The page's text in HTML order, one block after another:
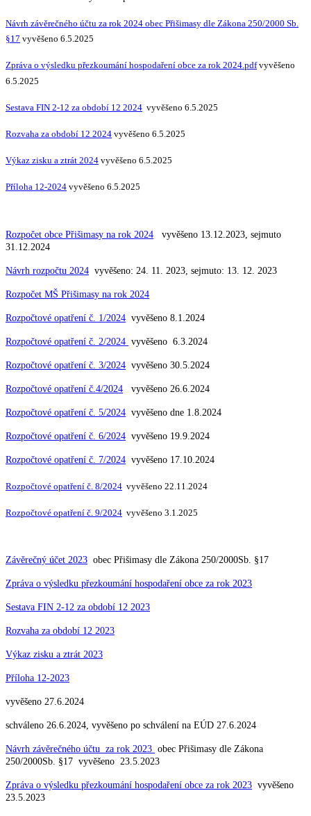
Návrh závěrečného účtu za rok 2024 obec Přišimasy dle Zákona 250/2000 Sb.
§17 vyvěšeno 6.5.2025
Zpráva o výsledku přezkoumání hospodaření obce za rok 2024.pdfvyvěšeno
6.5.2025
Sestava FIN 2-12 za období 12 2024 vyvěšeno 6.5.2025
Rozvaha za období 12 2024 vyvěšeno 6.5.2025
Výkaz zisku a ztrát 2024 vyvěšeno 6.5.2025
Příloha 12-2024 vyvěšeno 6.5.2025
Rozpočet obce Přišimasy na rok 2024
vyvěšeno 13.12.2023, sejmuto
31.12.2024
Návrh rozpočtu 2024 vyvěšeno: 24. 11. 2023, sejmuto: 13. 12. 2023
Rozpočet MŠ Přišimasy na rok 2024
Rozpočtové opatření č. 1/2024 vyvěšeno 8.1.2024
Rozpočtové opatření č. 2/2024 vyvěšeno 6.3.2024
Rozpočtové opatření č. 3/2024 vyvěšeno 30.5.2024
Rozpočtové opatření č.4/2024 vyvěšeno 26.6.2024
Rozpočtové opatření č. 5/2024 vyvěšeno dne 1.8.2024
Rozpočtové opatření č. 6/2024 vyvěšeno 19.9.2024
Rozpočtové opatření č. 7/2024 vyvěšeno 17.10.2024
Rozpočtové opatření č. 8/2024 vyvěšeno 22.11.2024
Rozpočtové opatření č. 9/2024 vyvěšeno 3.1.2025
Závěrečný účet 2023 obec Přišimasy dle Zákona 250/2000Sb. §17
Zpráva o výsledku přezkoumání hospodaření obce za rok 2023
Sestava FIN 2-12 za období 12 2023
Rozvaha za období 12 2023
Výkaz zisku a ztrát 2023
Příloha 12-2023
vyvěšeno 27.6.2024
schváleno 26.6.2024, vyvěšeno po schválení na EÚD 27.6.2024
Návrh závěrečného účtu za rok 2023 obec Přišimasy dle Zákona
250/2000Sb. §17 vyvěšeno 23.5.2023
Zpráva o výsledku přezkoumání hospodaření obce za rok 2023 vyvěšeno
23.5.2023